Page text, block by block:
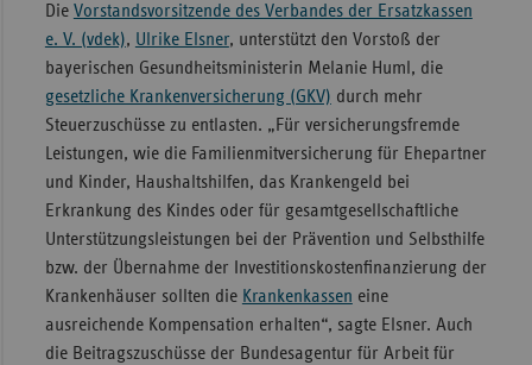
Die Vorstandsvorsitzende des Verbandes der Ersatzkassen
e. V. (vdek), Ulrike Elsner, unterstützt den Vorstoß der
bayerischen Gesundheitsministerin Melanie Huml, die
gesetzliche Krankenversicherung (GKV) durch mehr
Steuerzuschüsse zu entlasten. „Für versicherungsfremde
Leistungen, wie die Familienmitversicherung für Ehepartner
und Kinder, Haushaltshilfen, das Krankengeld bei
Erkrankung des Kindes oder für gesamtgesellschaftliche
Unterstützungsleistungen bei der Prävention und Selbsthilfe
bzw. der Übernahme der Investitionskostenfinanzierung der
Krankenhäuser sollten die Krankenkassen eine
ausreichende Kompensation erhalten“, sagte Elsner. Auch
die Beitragszuschüsse der Bundesagentur für Arbeit für